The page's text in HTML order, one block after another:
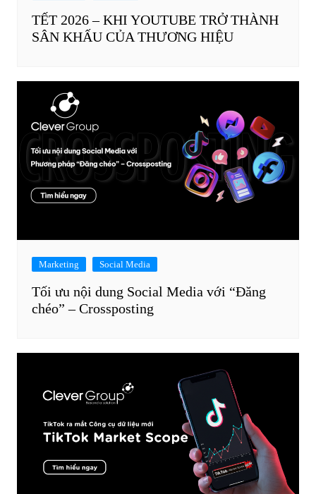
TẾT 2026 – KHI YOUTUBE TRỞ THÀNH
SÂN KHẤU CỦA THƯƠNG HIỆU
Marketing Social Media
Tối ưu nội dung Social Media với “Đăng
chéo” – Crossposting